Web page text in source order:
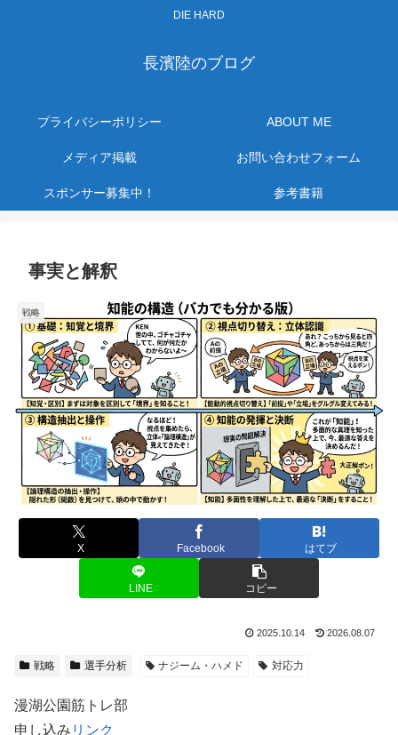
DIE HARD
長濱陸のブログ
プライバシーポリシー ABOUT ME
メディア掲載 お問い合わせフォーム
スポンサー募集中！ 参考書籍
事実と解釈
戦略
X Facebook はてブ
LINE コピー
2025.10.14 2026.08.07
戦略 選手分析 ナジーム・ハメド 対応力
漫湖公園筋トレ部
申し込み リンク